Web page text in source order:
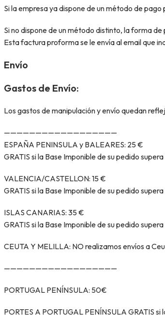
Si la empresa ya dispone de un método de
Si no dispone de un método distinto, la forma
Esta factura proforma se le envía al email que
Envío
Gastos de Envío:
Los gastos de manipulación y envío quedan
——————————————————
ESPAÑA PENINSULA y BALEARES: 25 €
GRATIS si la Base Imponible de su pedido
VALENCIA/CASTELLON: 15 €
GRATIS si la Base Imponible de su pedido
ISLAS CANARIAS: 35 €
GRATIS si la Base Imponible de su pedido
CEUTA Y MELILLA: NO realizamos envíos a
——————————————————
PORTUGAL PENÍNSULA: 50€
PORTES A PORTUGAL PENÍNSULA GRATIS